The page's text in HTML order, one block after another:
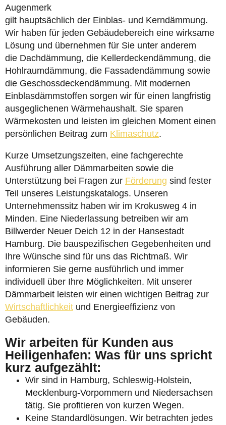
Augenmerk
gilt hauptsächlich der Einblas- und Kerndämmung.
Wir haben für jeden Gebäudebereich eine wirksame
Lösung und übernehmen für Sie unter anderem
die Dachdämmung, die Kellerdeckendämmung, die
Hohlraumdämmung, die Fassadendämmung sowie
die Geschossdeckendämmung. Mit modernen
Einblasdämmstoffen sorgen wir für einen langfristig
ausgeglichenen Wärmehaushalt. Sie sparen
Wärmekosten und leisten im gleichen Moment einen
persönlichen Beitrag zum Klimaschutz.
Kurze Umsetzungszeiten, eine fachgerechte
Ausführung aller Dämmarbeiten sowie die
Unterstützung bei Fragen zur Förderung sind fester
Teil unseres Leistungskatalogs. Unseren
Unternehmenssitz haben wir im Krokusweg 4 in
Minden. Eine Niederlassung betreiben wir am
Billwerder Neuer Deich 12 in der Hansestadt
Hamburg. Die bauspezifischen Gegebenheiten und
Ihre Wünsche sind für uns das Richtmaß. Wir
informieren Sie gerne ausführlich und immer
individuell über Ihre Möglichkeiten. Mit unserer
Dämmarbeit leisten wir einen wichtigen Beitrag zur
Wirtschaftlichkeit und Energieeffizienz von
Gebäuden.
Wir arbeiten für Kunden aus
Heiligenhafen: Was für uns spricht
kurz aufgezählt:
Wir sind in Hamburg, Schleswig-Holstein,
Mecklenburg-Vorpommern und Niedersachsen
tätig. Sie profitieren von kurzen Wegen.
Keine Standardlösungen. Wir betrachten jedes